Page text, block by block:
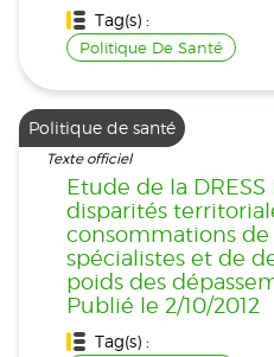
Tag(s) :
Politique De Santé
Politique de santé
Texte officiel
Etude de la DRESS
disparités
consommations de
spécialistes et de
poids des
Publié le 2/10/2012
Tag(s) :